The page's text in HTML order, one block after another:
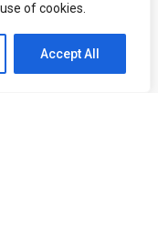
of cookies.
Accept All